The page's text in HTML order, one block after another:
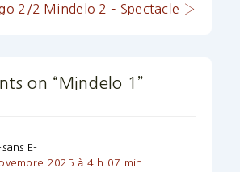
2/2 Next
Mindelo 2 – Spectacle ›
on “ Mindelo 1 ”
E-
2025 à 4 h 07 min